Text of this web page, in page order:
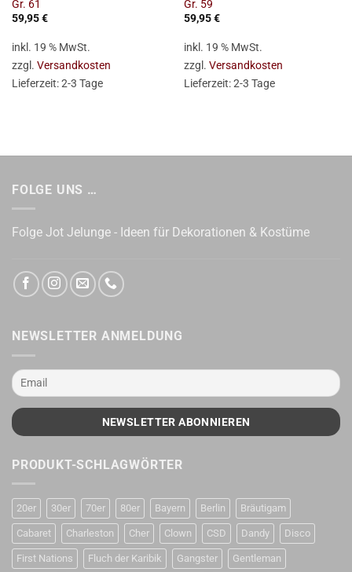
Gr. 61
59,95€
inkl. 19 % MwSt.
zzgl. Versandkosten
Lieferzeit:2-3 Tage
Gr. 59
59,95€
inkl. 19 % MwSt.
zzgl. Versandkosten
Lieferzeit:2-3 Tage
FOLGE UNS …
Folge Jot Jelunge - Ideen für Dekorationen & Kostüme
NEWSLETTER ANMELDUNG
PRODUKT-SCHLAGWÖRTER
20er 30er 70er 80er Bayern Berlin Bräutigam
Cabaret Charleston Cher Clown CSD Dandy Disco
First Nations Fluch der Karibik Gangster Gentleman